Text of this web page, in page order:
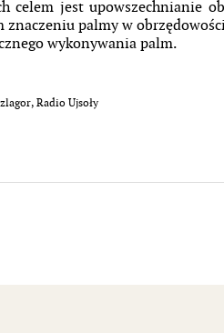
celem jest upowszechnianie
palmy w
wykonywania palm.
Radio Ujsoły